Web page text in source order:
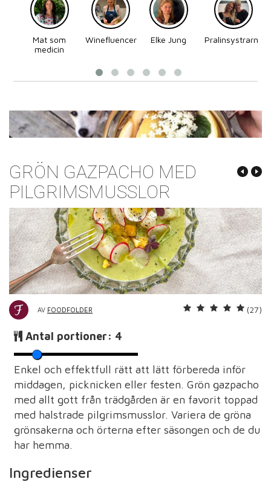
Mat som
medicin
Winefluencer Elke Jung
Pralinsystrarna
GRÖN GAZPACHO MED
PILGRIMSMUSSLOR
AV FOODFOLDER (27)
Antal portioner: 4
Enkel och effektfull rätt att lätt förbereda inför
middagen, picknicken eller festen. Grön gazpacho
med allt gott från trädgården är en favorit toppad
med halstrade pilgrimsmusslor. Variera de gröna
grönsakerna och örterna efter säsongen och de du
har hemma.
Ingredienser